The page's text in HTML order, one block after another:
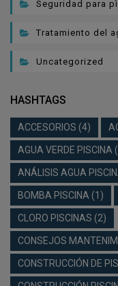
Seguridad para
Tratamiento del
Uncategorized
HASHTAGS
ACCESORIOS (4)
AGUA VERDE PISCINA
ANÁLISIS AGUA
BOMBA PISCINA (1)
CLORO PISCINAS (2)
CONSEJOS
CONSTRUCCIÓN DE